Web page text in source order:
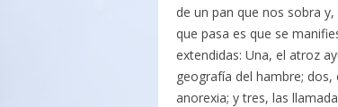
de un pan que nos sobra
que pasa es que se
extendidas: Una, el atroz
geografía del hambre;
anorexia; y tres, las